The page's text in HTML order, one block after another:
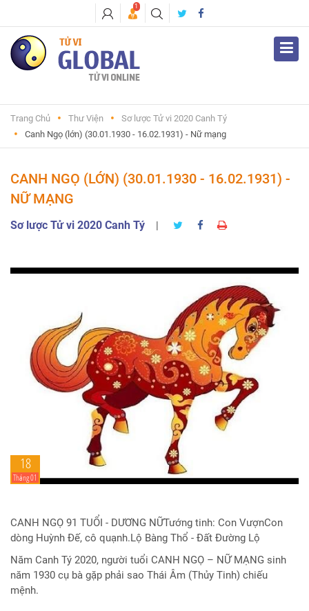
1
Trang Chủ Thư Viện
Sơ lược Tử vi 2020 Canh Tý
Canh Ngọ (lớn) (30.01.1930 - 16.02.1931) - Nữ mạng
CANH NGỌ (LỚN) (30.01.1930 - 16.02.1931) -
NỮ MẠNG
Sơ lược Tử vi 2020 Canh Tý |
18
Tháng 01
CANH NGỌ 91 TUỔI - DƯƠNG NỮTướng tinh: Con VượnCon
dòng Huỳnh Đế, cô quạnh.Lộ Bàng Thổ - Đất Đường Lộ
Năm Canh Tý 2020, người tuổi CANH NGỌ – NỮ MẠNG sinh
năm 1930 cụ bà gặp phải sao Thái Âm (Thủy Tinh) chiếu
mệnh.